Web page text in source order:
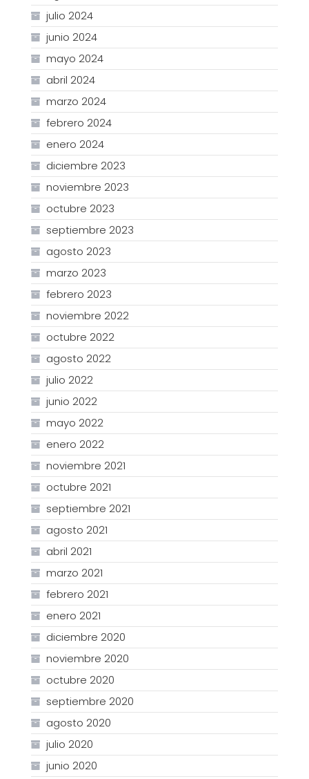
julio 2024
junio 2024
mayo 2024
abril 2024
marzo 2024
febrero 2024
enero 2024
diciembre 2023
noviembre 2023
octubre 2023
septiembre 2023
agosto 2023
marzo 2023
febrero 2023
noviembre 2022
octubre 2022
agosto 2022
julio 2022
junio 2022
mayo 2022
enero 2022
noviembre 2021
octubre 2021
septiembre 2021
agosto 2021
abril 2021
marzo 2021
febrero 2021
enero 2021
diciembre 2020
noviembre 2020
octubre 2020
septiembre 2020
agosto 2020
julio 2020
junio 2020